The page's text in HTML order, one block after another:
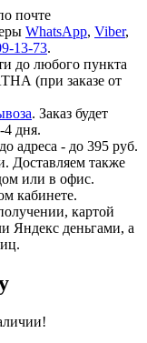
почте
WhatsApp, Viber,
13-73.
до любого пункта
(при заказе от
. Заказ будет
4 дня.
адреса - до 395 руб.
Доставляем также
или в офис.
кабинете.
картой
Яндекс деньгами, а